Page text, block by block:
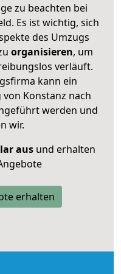
zu beachten bei
Es ist wichtig, sich
des Umzugs
organisieren, um
verläuft.
kann ein
Konstanz nach
werden und
wir.
ausund erhalten
erhalten